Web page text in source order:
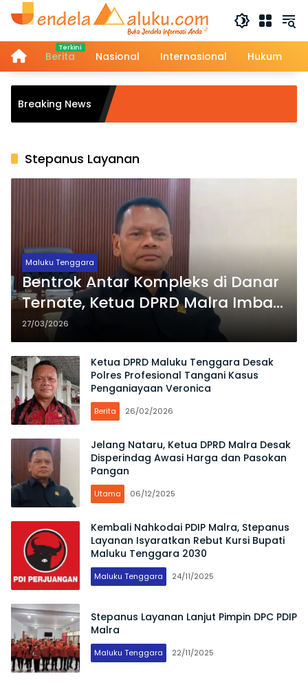
Langsung
HomeBerita Nasional Internasional Hukum
Breaking News
Stepanus Layanan
Maluku Tenggara
Bentrok Antar Kompleks di Danar
Ternate, Ketua DPRD Malra Imbau
Semua Pihak Tahan Diri
27/03/2026
Ketua DPRD Maluku Tenggara Desak
Polres Profesional Tangani Kasus
Penganiayaan Veronica
Berita 26/02/2026
Jelang Nataru, Ketua DPRD Malra Desak
Disperindag Awasi Harga dan Pasokan
Pangan
Utama 06/12/2025
Kembali Nahkodai PDIP Malra, Stepanus
Layanan Isyaratkan Rebut Kursi Bupati
Maluku Tenggara 2030
Maluku Tenggara 24/11/2025
Stepanus Layanan Lanjut Pimpin DPC PDIP
Malra
Maluku Tenggara 22/11/2025